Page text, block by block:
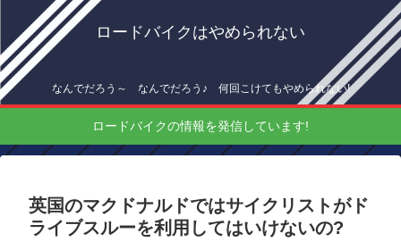
ロードバイクはやめられない
なんでだろう～ なんでだろう♪ 何回こけてもやめられない!
ロードバイクの情報を発信しています!
英国のマクドナルドではサイクリストがド
ライブスルーを利用してはいけないの?